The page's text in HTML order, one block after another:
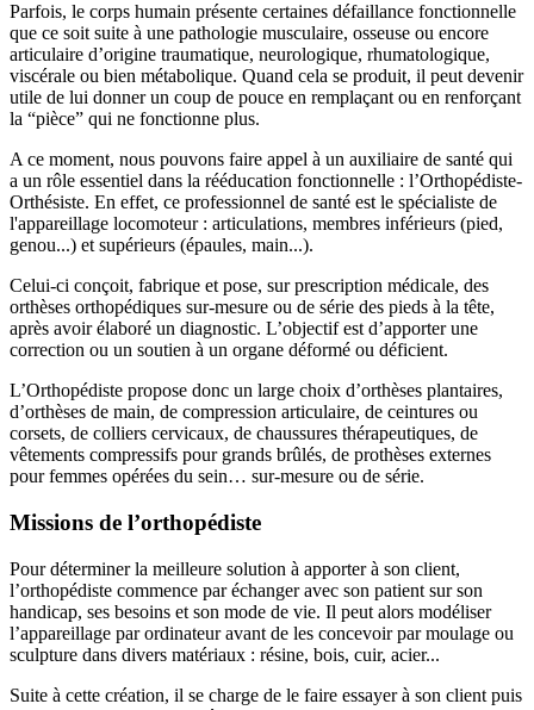
Parfois, le corps humain présente certaines défaillance fonctionnelle
que ce soit suite à une pathologie musculaire, osseuse ou encore
articulaire d’origine traumatique, neurologique, rhumatologique,
viscérale ou bien métabolique. Quand cela se produit, il peut devenir
utile de lui donner un coup de pouce en remplaçant ou en renforçant
la “pièce” qui ne fonctionne plus.
A ce moment, nous pouvons faire appel à un auxiliaire de santé qui
a un rôle essentiel dans la rééducation fonctionnelle : l’Orthopédiste-
Orthésiste. En effet, ce professionnel de santé est le spécialiste de
l'appareillage locomoteur : articulations, membres inférieurs (pied,
genou...) et supérieurs (épaules, main...).
Celui-ci conçoit, fabrique et pose, sur prescription médicale, des
orthèses orthopédiques sur-mesure ou de série des pieds à la tête,
après avoir élaboré un diagnostic. L’objectif est d’apporter une
correction ou un soutien à un organe déformé ou déficient.
L’Orthopédiste propose donc un large choix d’orthèses plantaires,
d’orthèses de main, de compression articulaire, de ceintures ou
corsets, de colliers cervicaux, de chaussures thérapeutiques, de
vêtements compressifs pour grands brûlés, de prothèses externes
pour femmes opérées du sein… sur-mesure ou de série.
Missions de l’orthopédiste
Pour déterminer la meilleure solution à apporter à son client,
l’orthopédiste commence par échanger avec son patient sur son
handicap, ses besoins et son mode de vie. Il peut alors modéliser
l’appareillage par ordinateur avant de les concevoir par moulage ou
sculpture dans divers matériaux : résine, bois, cuir, acier...
Suite à cette création, il se charge de le faire essayer à son client puis